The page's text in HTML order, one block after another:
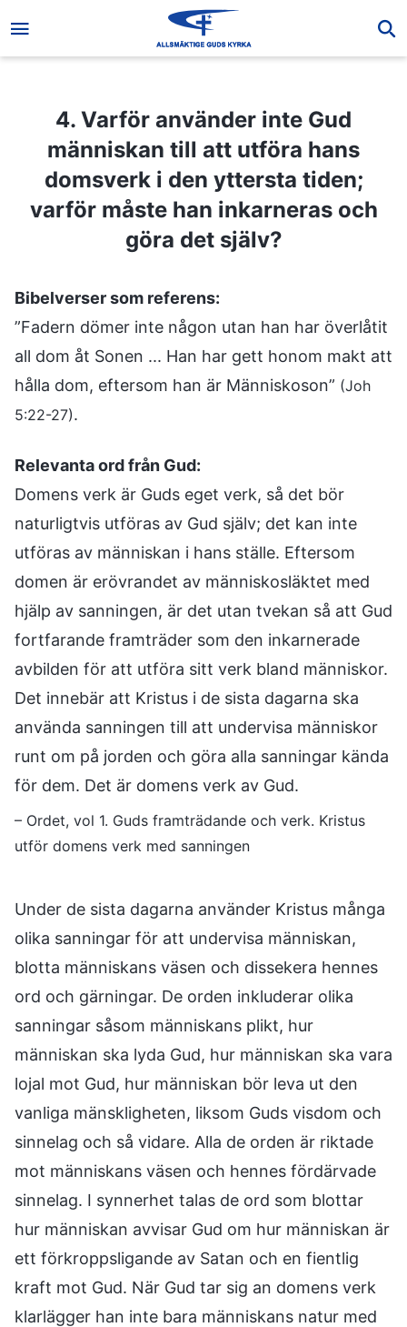
4. Varför använder inte Gud
människan till att utföra hans
domsverk i den yttersta tiden;
varför måste han inkarneras och
göra det själv?
Bibelverser som referens:
”Fadern dömer inte någon utan han har överlåtit
all dom åt Sonen ... Han har gett honom makt att
hålla dom, eftersom han är Människoson” (Joh
5:22-27).
Relevanta ord från Gud:
Domens verk är Guds eget verk, så det bör
naturligtvis utföras av Gud själv; det kan inte
utföras av människan i hans ställe. Eftersom
domen är erövrandet av människosläktet med
hjälp av sanningen, är det utan tvekan så att Gud
fortfarande framträder som den inkarnerade
avbilden för att utföra sitt verk bland människor.
Det innebär att Kristus i de sista dagarna ska
använda sanningen till att undervisa människor
runt om på jorden och göra alla sanningar kända
för dem. Det är domens verk av Gud.
– Ordet, vol 1. Guds framträdande och verk. Kristus
utför domens verk med sanningen
Under de sista dagarna använder Kristus många
olika sanningar för att undervisa människan,
blotta människans väsen och dissekera hennes
ord och gärningar. De orden inkluderar olika
sanningar såsom människans plikt, hur
människan ska lyda Gud, hur människan ska vara
lojal mot Gud, hur människan bör leva ut den
vanliga mänskligheten, liksom Guds visdom och
sinnelag och så vidare. Alla de orden är riktade
mot människans väsen och hennes fördärvade
sinnelag. I synnerhet talas de ord som blottar
hur människan avvisar Gud om hur människan är
ett förkroppsligande av Satan och en fientlig
kraft mot Gud. När Gud tar sig an domens verk
klarlägger han inte bara människans natur med